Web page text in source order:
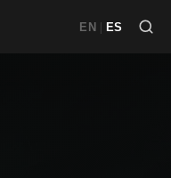
EN | ES